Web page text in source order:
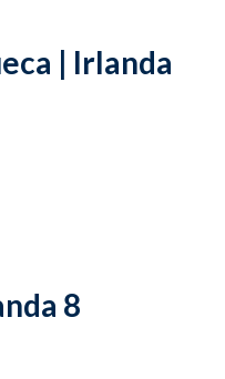
| Irlanda
8